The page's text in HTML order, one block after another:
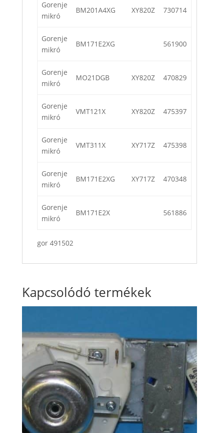
Gorenje
mikró
BM201A4XG XY820Z 730714
Gorenje
mikró
BM171E2XG 561900
Gorenje
mikró
MO21DGB XY820Z 470829
Gorenje
mikró
VMT121X XY820Z 475397
Gorenje
mikró
VMT311X XY717Z 475398
Gorenje
mikró
BM171E2XG XY717Z 470348
Gorenje
mikró
BM171E2X 561886
gor 491502
Kapcsolódó termékek